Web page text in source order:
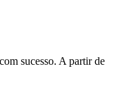
sucesso. A partir de